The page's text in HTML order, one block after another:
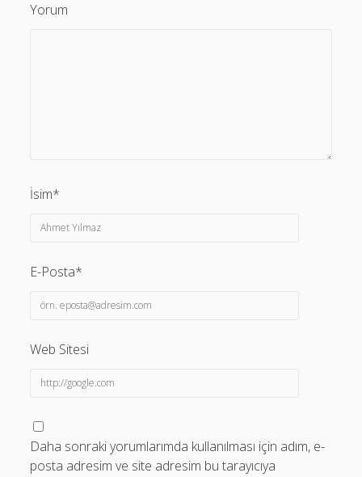
Yorum
İsim*
E-Posta*
Web Sitesi
Daha sonraki yorumlarımda kullanılması için adım, e-
posta adresim ve site adresim bu tarayıcıya